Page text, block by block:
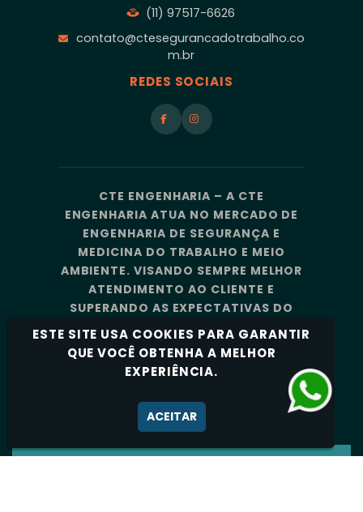
(11) 97517-6626
contato@ctesegurancadotrabalho.co
m.br
REDES SOCIAIS
CTE ENGENHARIA – A CTE
ENGENHARIA ATUA NO MERCADO DE
ENGENHARIA DE SEGURANÇA E
MEDICINA DO TRABALHO E MEIO
AMBIENTE. VISANDO SEMPRE MELHOR
ATENDIMENTO AO CLIENTE E
SUPERANDO AS EXPECTATIVAS DO
MERCADO, A CTE ENGENHARIA
CONTA COM UMA EQUIPE DE
PROFISSIONAIS ALTAMENTE
CAPACITADOS E ESPECIALIZADOS.
Política de Privacidade
ESTE SITE USA COOKIES PARA GARANTIR
QUE VOCÊ OBTENHA A MELHOR
EXPERIÊNCIA.
ACEITAR